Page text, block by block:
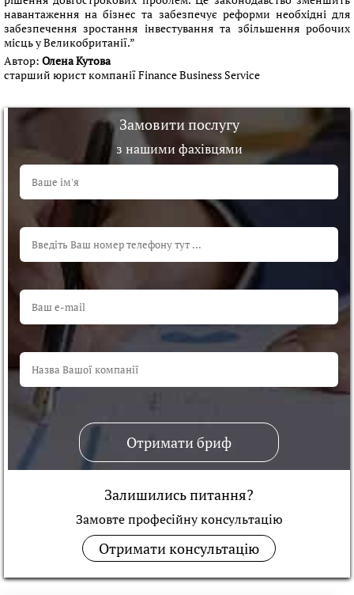
навантаження на бізнес та забезпечує реформи необхідні для
забезпечення зростання інвестування та збільшення робочих
місць у Великобританії.”
Автор: Олена Кутова
старший юрист компанії Finance Business Service
Замовити послугу
з нашими фахівцями
Отримати бриф
Залишились питання?
Замовте професійну консультацiю
Отримати консультацію